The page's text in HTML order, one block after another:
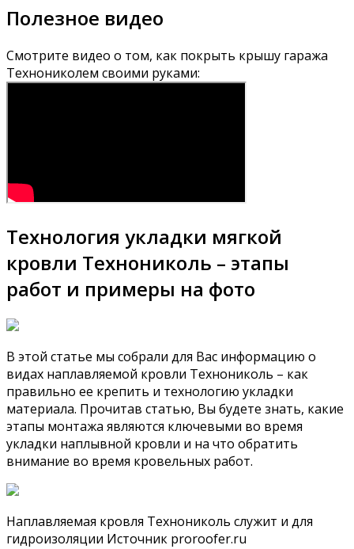
Полезное видео
Смотрите видео о том, как покрыть крышу гаража
Технониколем своими руками:
Технология укладки мягкой
кровли Технониколь – этапы
работ и примеры на фото
В этой статье мы собрали для Вас информацию о
видах наплавляемой кровли Технониколь – как
правильно ее крепить и технологию укладки
материала. Прочитав статью, Вы будете знать, какие
этапы монтажа являются ключевыми во время
укладки наплывной кровли и на что обратить
внимание во время кровельных работ.
Наплавляемая кровля Технониколь служит и для
гидроизоляции Источник proroofer.ru